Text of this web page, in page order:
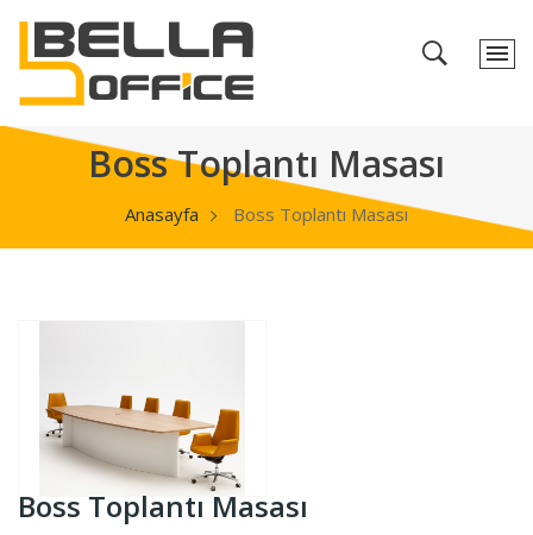
Boss Toplantı Masası
Anasayfa Boss Toplantı Masası
Boss Toplantı Masası